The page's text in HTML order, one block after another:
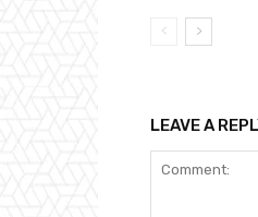
LEAVE A